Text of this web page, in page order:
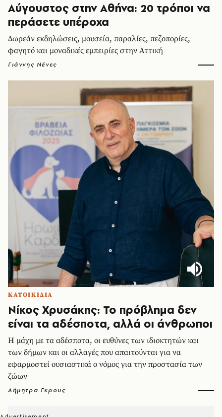
Αύγουστος στην Αθήνα: 20 τρόποι να
περάσετε υπέροχα
Δωρεάν εκδηλώσεις, μουσεία, παραλίες, πεζοπορίες,
φαγητό και μοναδικές εμπειρίες στην Αττική
Γιάννης Νένες
ΚΑΤΟΙΚΙΔΙΑ
Νίκος Χρυσάκης: Το πρόβλημα δεν
είναι τα αδέσποτα, αλλά οι άνθρωποι
Η μάχη με τα αδέσποτα, οι ευθύνες των ιδιοκτητών και
των δήμων και οι αλλαγές που απαιτούνται για να
εφαρμοστεί ουσιαστικά ο νόμος για την προστασία των
ζώων
Δήμητρα Γκρους